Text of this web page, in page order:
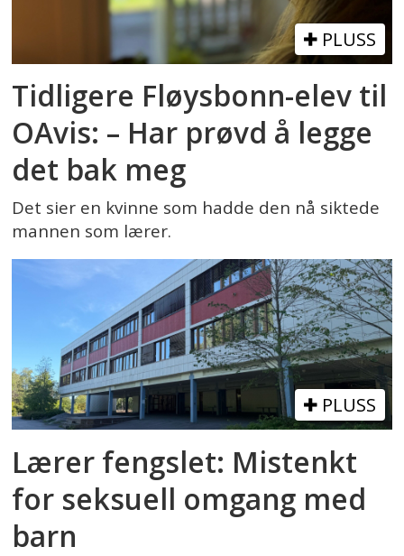
PLUSS
Tidligere Fløysbonn-elev til
OAvis: – Har prøvd å legge
det bak meg
Det sier en kvinne som hadde den nå siktede
mannen som lærer.
PLUSS
Lærer fengslet: Mistenkt
for seksuell omgang med
barn